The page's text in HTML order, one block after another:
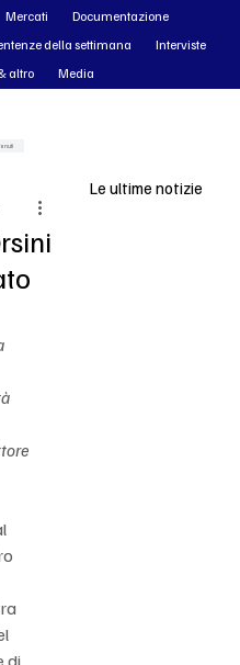
di
Le ultime notizie
Mercati
Documentazione
della settimana
Interviste
altro
Media